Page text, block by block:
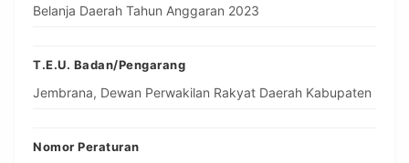
Belanja Daerah Tahun Anggaran 2023
T.E.U. Badan/Pengarang
Jembrana, Dewan Perwakilan Rakyat Daerah Kabupaten
Nomor Peraturan